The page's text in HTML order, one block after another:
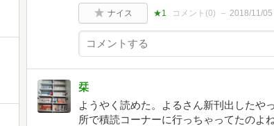
ナイス ★1 コメント(0) 2018/11/05
栞
ようやく読めた。よるさん新刊出したや
所で積読コーナーに行っちゃってたのよ